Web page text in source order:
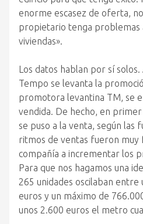
enorme escasez de oferta,
propietario tenga problemas
viviendas».
Los datos hablan por sí
Tempo se levanta la
promotora levantina TM, se
vendida. De hecho, en
se puso a la venta, según las
ritmos de ventas fueron muy
compañía a incrementar los
Para que nos hagamos una
265 unidades oscilaban
euros y un máximo de
unos 2.600 euros el metro